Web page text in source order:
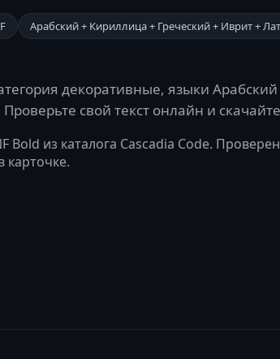
Арабский + Кириллица + Греческий + Иврит +
декоративные, языки
свой текст онлайн и
Bold из каталога Cascadia Code.
карточке.